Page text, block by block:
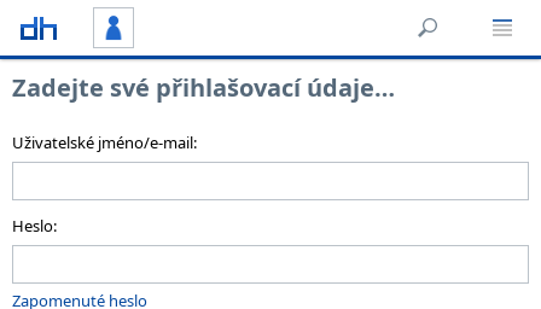
Zadejte své přihlašovací údaje…
Uživatelské jméno/e-mail:
Heslo:
Zapomenuté heslo